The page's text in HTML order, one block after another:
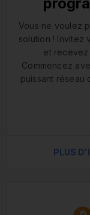
Vous ne voulez
solution ! Invitez
et recevez
Commencez
puissant réseau
PLUS